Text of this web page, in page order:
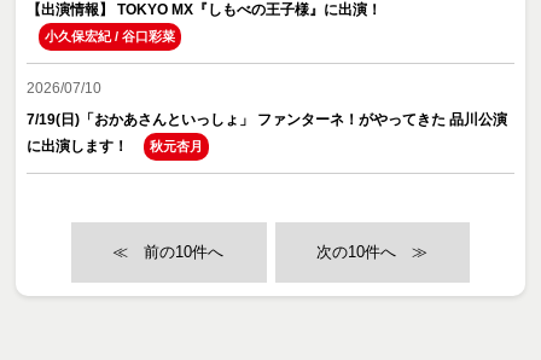
【出演情報】 TOKYO MX『しもべの王子様』に出演！
小久保宏紀/ 谷口彩菜
2026/07/10
7/19(日)「おかあさんといっしょ」 ファンターネ！がやってきた 品川公演
に出演します！
秋元杏月
≪ ≫